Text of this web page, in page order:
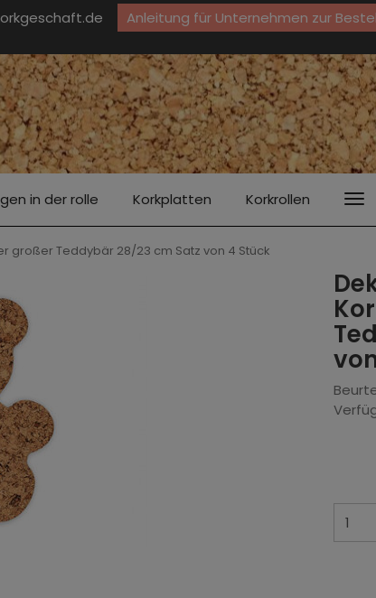
Anleitung für Unternehmen zur
in der rolle Korkplatten Korkrollen
großer Teddybär 28/23 cm Satz von 4 Stück